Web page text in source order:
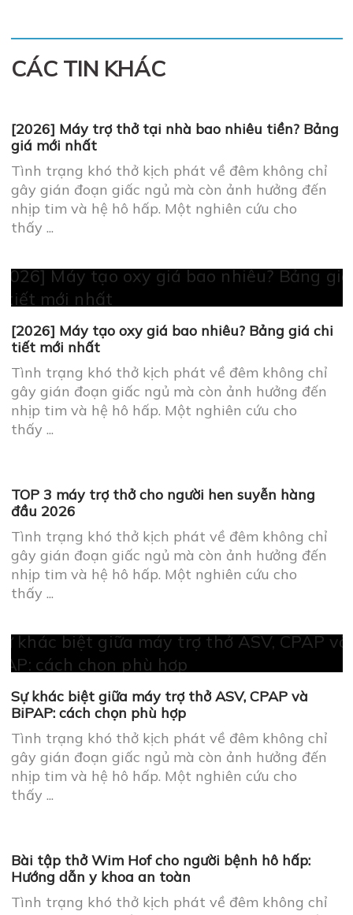
CÁC TIN KHÁC
[2026] Máy trợ thở tại nhà bao nhiêu tiền? Bảng
giá mới nhất
Tình trạng khó thở kịch phát về đêm không chỉ
gây gián đoạn giấc ngủ mà còn ảnh hưởng đến
thấy ...
[2026] Máy tạo oxy giá bao nhiêu? Bảng giá chi
tiết mới nhất
Tình trạng khó thở kịch phát về đêm không chỉ
gây gián đoạn giấc ngủ mà còn ảnh hưởng đến
nhịp tim và hệ hô hấp. Một nghiên cứu cho
thấy ...
TOP 3 máy trợ thở cho người hen suyễn hàng
đầu 2026
Tình trạng khó thở kịch phát về đêm không chỉ
gây gián đoạn giấc ngủ mà còn ảnh hưởng đến
thấy ...
Sự khác biệt giữa máy trợ thở ASV, CPAP và
BiPAP: cách chọn phù hợp
Tình trạng khó thở kịch phát về đêm không chỉ
gây gián đoạn giấc ngủ mà còn ảnh hưởng đến
nhịp tim và hệ hô hấp. Một nghiên cứu cho
thấy ...
Bài tập thở Wim Hof cho người bệnh hô hấp: